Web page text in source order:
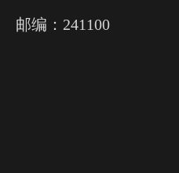
邮编：241100